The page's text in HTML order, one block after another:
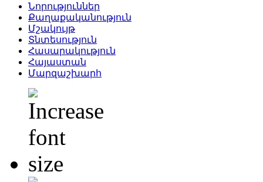
Նորություններ
Քաղաքականություն
Մշակույթ
Տնտեսություն
Հասարակություն
Հայաստան
Մարզաշխարհ